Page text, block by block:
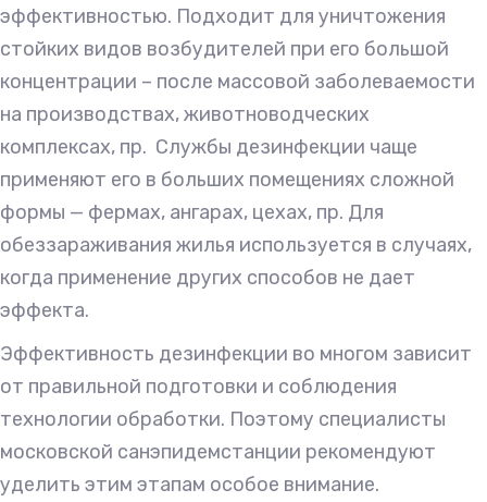
эффективностью. Подходит для уничтожения
стойких видов возбудителей при его большой
концентрации – после массовой заболеваемости
на производствах, животноводческих
комплексах, пр. Службы дезинфекции чаще
применяют его в больших помещениях сложной
формы — фермах, ангарах, цехах, пр. Для
обеззараживания жилья используется в случаях,
когда применение других способов не дает
эффекта.
Эффективность дезинфекции во многом зависит
от правильной подготовки и соблюдения
технологии обработки. Поэтому специалисты
московской санэпидемстанции рекомендуют
уделить этим этапам особое внимание.